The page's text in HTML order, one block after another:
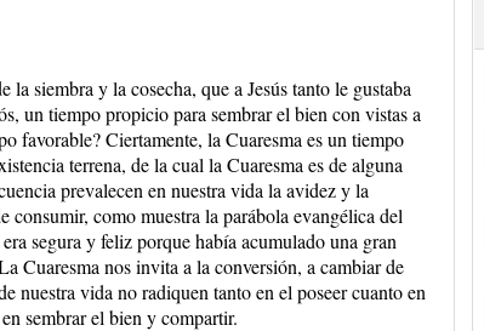
siembra y la cosecha, que a Jesús tanto le gustaba
un tiempo propicio para sembrar el bien con vistas a
favorable? Ciertamente, la Cuaresma es un tiempo
terrena, de la cual la Cuaresma es de alguna
prevalecen en nuestra vida la avidez y la
consumir, como muestra la parábola evangélica del
segura y feliz porque había acumulado una gran
Cuaresma nos invita a la conversión, a cambiar de
nuestra vida no radiquen tanto en el poseer cuanto en
sembrar el bien y compartir.